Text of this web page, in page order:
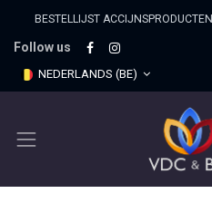
BESTELLIJST ACCIJNSPRO​DUCTEN
Follow us
NEDERLANDS (BE)